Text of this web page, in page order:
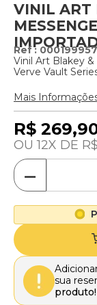
VINIL ART
:
Vinil Art Blakey
Verve Vault
Mais
R$ 269,
12 R$
－
sua
produto!